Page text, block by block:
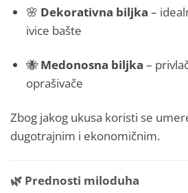
🌸 Dekorativna biljka –
ivice bašte
🐝Medonosna biljka –
oprašivače
Zbog jakog ukusa koristi se
dugotrajnim i ekonomičnim.
🌿 Prednosti miloduha